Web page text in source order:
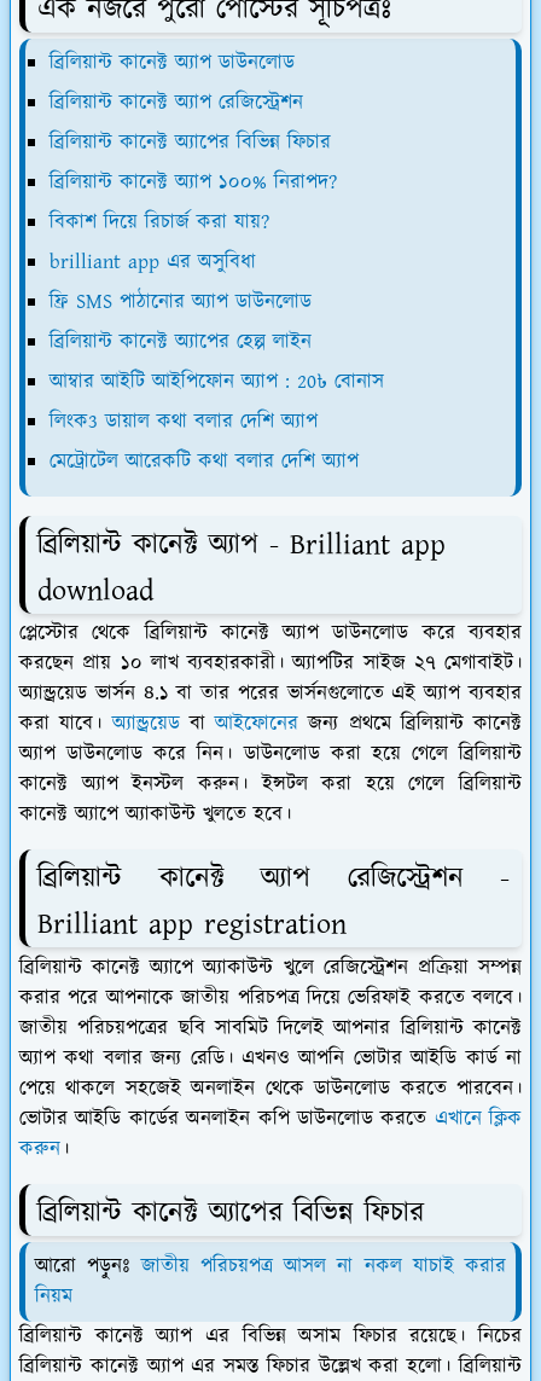
এক নজরে পুরো পোস্টের সূচিপত্রঃ
ব্রিলিয়ান্ট কানেক্ট অ্যাপ ডাউনলোড
ব্রিলিয়ান্ট কানেক্ট অ্যাপ রেজিস্ট্রেশন
ব্রিলিয়ান্ট কানেক্ট অ্যাপের বিভিন্ন ফিচার
ব্রিলিয়ান্ট কানেক্ট অ্যাপ ১০০% নিরাপদ?
বিকাশ দিয়ে রিচার্জ করা যায়?
brilliant app এর অসুবিধা
ফ্রি SMS পাঠানোর অ্যাপ ডাউনলোড
ব্রিলিয়ান্ট কানেক্ট অ্যাপের হেল্প লাইন
আম্বার আইটি আইপিফোন অ্যাপ : 20৳ বোনাস
লিংক3 ডায়াল কথা বলার দেশি অ্যাপ
মেট্রোটেল আরেকটি কথা বলার দেশি অ্যাপ
ব্রিলিয়ান্ট কানেক্ট অ্যাপ - Brilliant app
download
প্লেস্টোর থেকে ব্রিলিয়ান্ট কানেক্ট অ্যাপ ডাউনলোড করে ব্যবহার
করছেন প্রায় ১০ লাখ ব্যবহারকারী। অ্যাপটির সাইজ ২৭ মেগাবাইট।
অ্যান্ড্রয়েড ভার্সন ৪.১ বা তার পরের ভার্সনগুলোতে এই অ্যাপ ব্যবহার
করা যাবে।অ্যান্ড্রয়েডবাআইফোনের জন্য প্রথমে ব্রিলিয়ান্ট কানেক্ট
অ্যাপ ডাউনলোড করে নিন। ডাউনলোড করা হয়ে গেলে ব্রিলিয়ান্ট
কানেক্ট অ্যাপ ইনস্টল করুন। ইন্সটল করা হয়ে গেলে ব্রিলিয়ান্ট
কানেক্ট অ্যাপে অ্যাকাউন্ট খুলতে হবে।
ব্রিলিয়ান্ট কানেক্ট অ্যাপ রেজিস্ট্রেশন -
Brilliant app registration
ব্রিলিয়ান্ট কানেক্ট অ্যাপে অ্যাকাউন্ট খুলে রেজিস্ট্রেশন প্রক্রিয়া সম্পন্ন
করার পরে আপনাকে জাতীয় পরিচপত্র দিয়ে ভেরিফাই করতে বলবে।
জাতীয় পরিচয়পত্রের ছবি সাবমিট দিলেই আপনার ব্রিলিয়ান্ট কানেক্ট
অ্যাপ কথা বলার জন্য রেডি। এখনও আপনি ভোটার আইডি কার্ড না
পেয়ে থাকলে সহজেই অনলাইন থেকে ডাউনলোড করতে পারবেন।
ভোটার আইডি কার্ডের অনলাইন কপি ডাউনলোড করতে এখানে ক্লিক
করুন ।
ব্রিলিয়ান্ট কানেক্ট অ্যাপের বিভিন্ন ফিচার
আরো পড়ুনঃজাতীয় পরিচয়পত্র আসল না নকল যাচাই করার
নিয়ম
ব্রিলিয়ান্ট কানেক্ট অ্যাপ এর বিভিন্ন অসাম ফিচার রয়েছে। নিচের
ব্রিলিয়ান্ট কানেক্ট অ্যাপ এর সমস্ত ফিচার উল্লেখ করা হলো। ব্রিলিয়ান্ট